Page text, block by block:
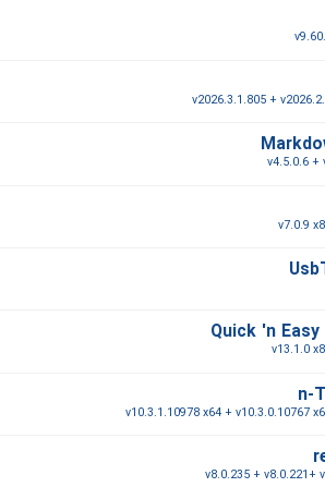
v2026.3.1.805 +
v4.5.0.6 +
v7.0.9
Quick 'n
v13.1.0
n-
v10.3.1.10978 x64 + v10.3.0.10767
v8.0.235 + v8.0.221+